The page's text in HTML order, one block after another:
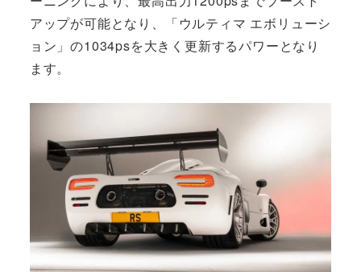
アップが可能となり、「ウルティマ エボリューシ
ョン」の1034psを大きく更新するパワーとなり
ます。